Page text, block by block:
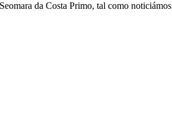
da Costa Primo, tal como noticiámos